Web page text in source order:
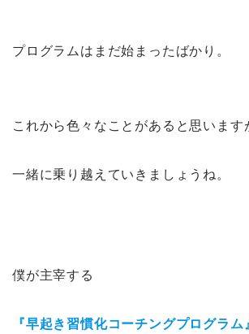
プログラムはまだ始まったばかり。
これから色々なことがあると思います
一緒に乗り越えていきましょうね。
僕が主宰する
『早起き習慣化コーチングプログラム